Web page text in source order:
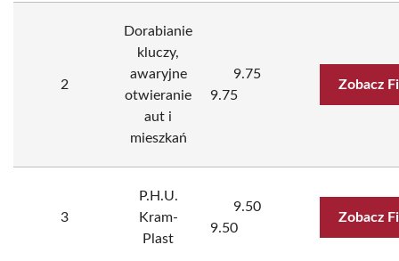
2
Dorabianie
kluczy,
awaryjne
otwieranie
aut i
mieszkań
9.75
9.75
Zobacz
3
P.H.U.
Kram-
Plast
9.50
9.50
Zobacz